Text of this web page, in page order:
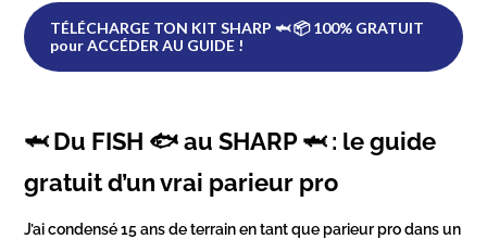
TÉLÉCHARGE TON KIT SHARP 🦈 📦 100% GRATUIT
pour ACCÉDER AU GUIDE !
🦈 Du FISH 🐟 au SHARP 🦈 : le guide
gratuit d’un vrai parieur pro
J’ai condensé 15 ans de terrain en tant que parieur pro dans un